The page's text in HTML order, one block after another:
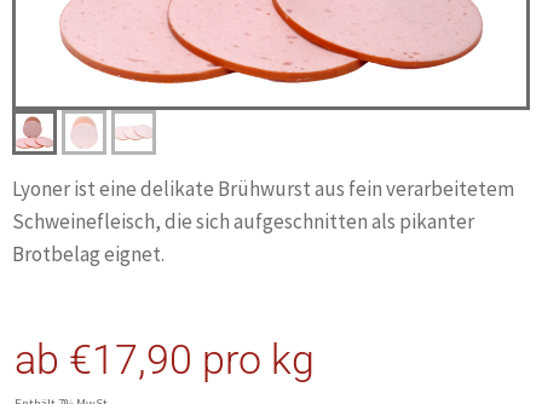
Lyoner ist eine delikate Brühwurst aus fein verarbeitetem
Schweinefleisch, die sich aufgeschnitten als pikanter
Brotbelag eignet.
ab €17,90 pro kg